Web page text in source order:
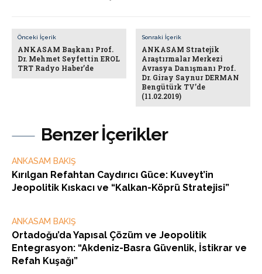
Benzer İçerikler
ANKASAM BAKIŞ
Kırılgan Refahtan Caydırıcı Güce: Kuveyt’in
Jeopolitik Kıskacı ve “Kalkan-Köprü Stratejisi”
ANKASAM BAKIŞ
Ortadoğu’da Yapısal Çözüm ve Jeopolitik
Entegrasyon: “Akdeniz-Basra Güvenlik, İstikrar ve
Refah Kuşağı”
Önceki İçerik
ANKASAM Başkanı Prof.
Dr. Mehmet Seyfettin EROL
TRT Radyo Haber’de
Sonraki İçerik
ANKASAM Stratejik
Araştırmalar Merkezi
Avrasya Danışmanı Prof.
Dr. Giray Saynur DERMAN
Bengütürk TV’de
(11.02.2019)